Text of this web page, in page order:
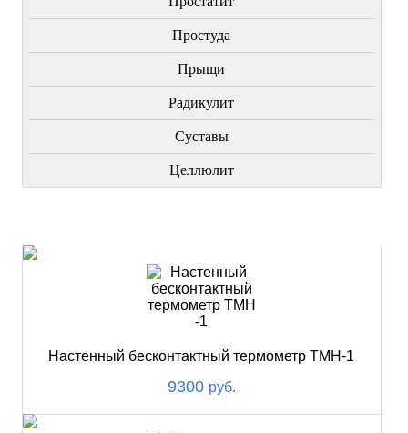
Простуда
Прыщи
Радикулит
Суставы
Целлюлит
Настенный бесконтактный термометр ТМН-1
9300 руб.